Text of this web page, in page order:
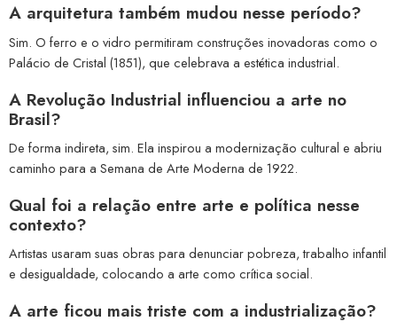
A arquitetura também mudou nesse período?
Sim. O ferro e o vidro permitiram construções inovadoras como o
Palácio de Cristal (1851), que celebrava a estética industrial.
A Revolução Industrial influenciou a arte no
Brasil?
De forma indireta, sim. Ela inspirou a modernização cultural e abriu
caminho para a Semana de Arte Moderna de 1922.
Qual foi a relação entre arte e política nesse
contexto?
Artistas usaram suas obras para denunciar pobreza, trabalho infantil
e desigualdade, colocando a arte como crítica social.
A arte ficou mais triste com a industrialização?